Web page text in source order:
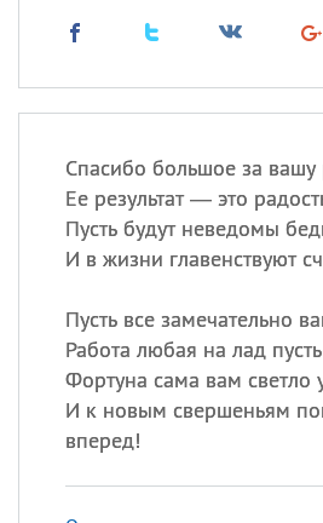
Спасибо большое за вашу
Ее результат — это
Пусть будут неведомы
И в жизни главенствуют
Пусть все замечательно
Работа любая на лад
Фортуна сама вам светло
И к новым свершеньям
вперед!